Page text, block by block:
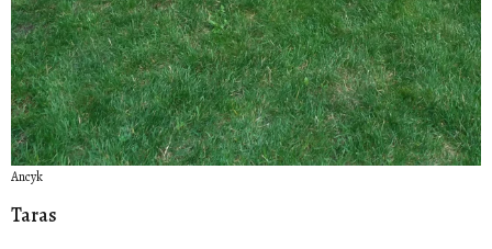
Ancyk
Taras